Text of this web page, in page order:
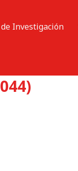
de Investigación